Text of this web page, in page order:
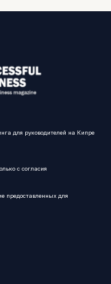
для руководителей на Кипре
с согласия
предоставленных для